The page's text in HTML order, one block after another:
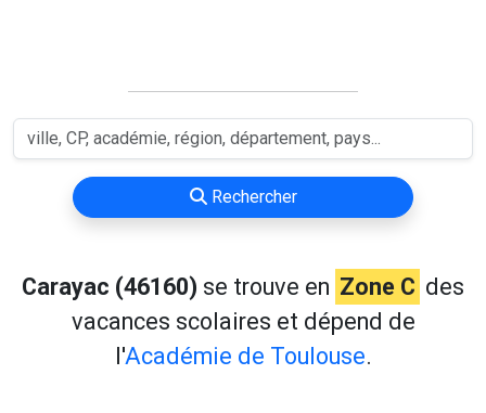
Rechercher
Carayac (46160) se trouve en Zone C des
vacances scolaires et dépend de
l'Académie de Toulouse.